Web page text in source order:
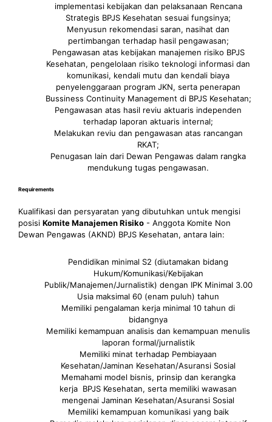
implementasi kebijakan dan pelaksanaan Rencana
Strategis BPJS Kesehatan sesuai fungsinya;
Menyusun rekomendasi saran, nasihat dan
pertimbangan terhadap hasil pengawasan;
Pengawasan atas kebijakan manajemen risiko BPJS
Kesehatan, pengelolaan risiko teknologi informasi dan
komunikasi, kendali mutu dan kendali biaya
penyelenggaraan program JKN, serta penerapan
Bussiness Continuity Management di BPJS Kesehatan;
Pengawasan atas hasil reviu aktuaris independen
terhadap laporan aktuaris internal;
Melakukan reviu dan pengawasan atas rancangan
RKAT;
Penugasan lain dari Dewan Pengawas dalam rangka
mendukung tugas pengawasan.
Requirements
Kualifikasi dan persyaratan yang dibutuhkan untuk mengisi
posisi Komite Manajemen Risiko - Anggota Komite Non
Dewan Pengawas (AKND) BPJS Kesehatan, antara lain:
Pendidikan minimal S2 (diutamakan bidang
Hukum/Komunikasi/Kebijakan
Publik/Manajemen/Jurnalistik) dengan IPK Minimal 3.00
Usia maksimal 60 (enam puluh) tahun
Memiliki pengalaman kerja minimal 10 tahun di
bidangnya
Memiliki kemampuan analisis dan kemampuan menulis
laporan formal/jurnalistik
Memiliki minat terhadap Pembiayaan
Kesehatan/Jaminan Kesehatan/Asuransi Sosial
Memahami model bisnis, prinsip dan kerangka
kerja BPJS Kesehatan, serta memiliki wawasan
mengenai Jaminan Kesehatan/Asuransi Sosial
Memiliki kemampuan komunikasi yang baik